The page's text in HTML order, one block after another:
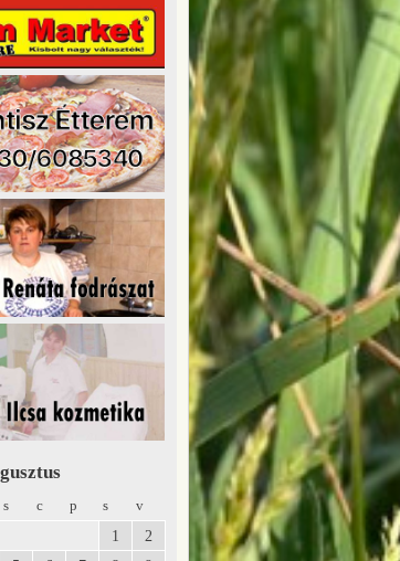
s c p s v
1
2